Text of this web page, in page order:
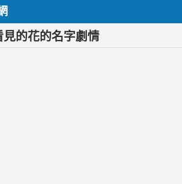
的花的名字劇情